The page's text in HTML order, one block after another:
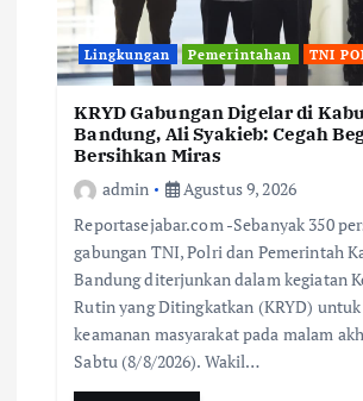
Lingkungan Pemerintahan TNI
KRYD Gabungan Digelar di
Bandung, Ali Syakieb: Cegah
Bersihkan Miras
admin
Agustus 9, 2026
Reportasejabar.com -Sebanyak 350
gabungan TNI, Polri dan Pemerintah
Bandung diterjunkan dalam kegiatan
Rutin yang Ditingkatkan (KRYD)
keamanan masyarakat pada malam
Sabtu (8/8/2026). Wakil…